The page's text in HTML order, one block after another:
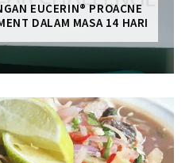
EUCERIN® PROACNE
DALAM MASA 14 HARI